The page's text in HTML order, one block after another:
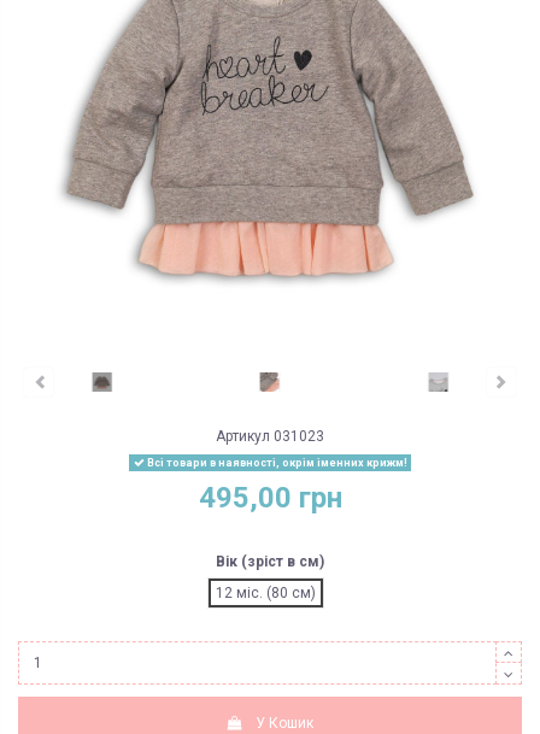
Артикул 031023
Всі товари в наявності, окрім іменних крижм!
495,00 грн
Вік (зріст в см)
12 міс. (80 см)
У Кошик